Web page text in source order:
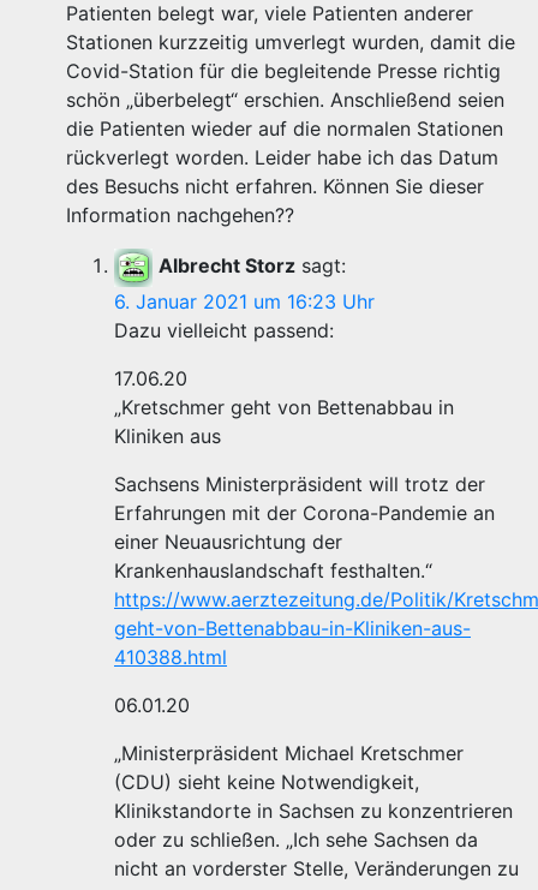
Patienten belegt war, viele Patienten anderer
Stationen kurzzeitig umverlegt wurden, damit die
Covid-Station für die begleitende Presse richtig
schön „überbelegt“ erschien. Anschließend seien
die Patienten wieder auf die normalen Stationen
rückverlegt worden. Leider habe ich das Datum
des Besuchs nicht erfahren. Können Sie dieser
Information nachgehen??
Albrecht Storz sagt:
6. Januar 2021 um 16:23 Uhr
Dazu vielleicht passend:
17.06.20
„Kretschmer geht von Bettenabbau in
Kliniken aus
Sachsens Ministerpräsident will trotz der
Erfahrungen mit der Corona-Pandemie an
einer Neuausrichtung der
Krankenhauslandschaft festhalten.“
https://www.aerztezeitung.de/Politik/
geht-von-Bettenabbau-in-Kliniken-aus-
410388.html
06.01.20
„Ministerpräsident Michael Kretschmer
(CDU) sieht keine Notwendigkeit,
Klinikstandorte in Sachsen zu konzentrieren
oder zu schließen. „Ich sehe Sachsen da
nicht an vorderster Stelle, Veränderungen zu